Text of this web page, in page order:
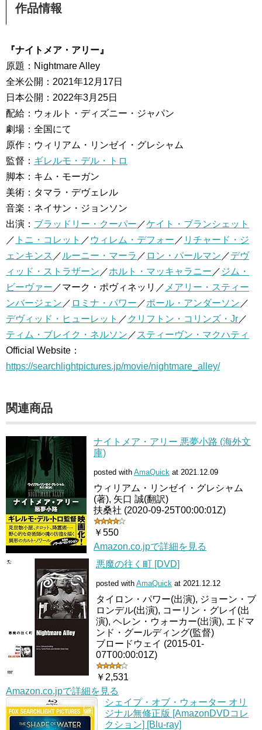
作品情報
『ナイトメア・アリー』
原題：Nightmare Alley
全米公開：2021年12月17日
日本公開：2022年3月25日
配給：ウォルト・ディズニー・ジャパン
劇場：全国にて
原作：ウィリアム・リンゼイ・グレシャム
監督： ギレルモ・デル・トロ
脚本：キム・モーガン
美術：タマラ・デヴェレル
音楽：ネイサン・ジョンソン
出演： ブラッドリー・クーパー ／ケイト・ブランシェット
／ トニ・コレット ／ ウィレム・デフォー ／ リチャード・ジ
ェンキンス ／ ルーニー・マーラ ／ ロン・パールマン ／デヴ
ィッド・ストラザーン ／ホルト・マッキャラニー ／ ジム・
ビーヴァー ／マーク・ポヴィネッリ／ メアリー・スティー
ンバージェン ／ ロミナ・パワー ／ポール・アンダーソン ／
デヴィッド・ヒューレット ／ クリフトン・コリンズ・Jr／
ティム・ブレイク・ネルソン ／ スティーヴン・マクハティ
Official Website：
https://searchlightpictures.jp/movie/nightmare_alley/
関連商品
ナイトメア・アリー 悪夢小路 (海外文
庫)
posted with AmaQuick at 2021.12.09
ウィリアム・リンゼイ・グレシャム
(著), 矢口 誠(翻訳)
扶桑社 (2020-09-25T00:00:01Z)
￥550
Amazon.co.jpで詳細を見る
悪魔の往く町 [DVD]
posted with AmaQuick at 2021.12.12
タイロン・パワー(出演), ジョーン・ブ
ロンデル(出演), コーリン・グレイ(出
演), ヘレン・ウォーカー(出演), エドマ
ンド・グールディング(監督)
ブロードウェイ (2015-01-
07T00:00:01Z)
￥2,531
Amazon.co.jpで詳細を見る
シェイプ・オブ・ウォーター オリ
ジナル無修正版 [AmazonDVDコレ
クション] [Blu-ray]